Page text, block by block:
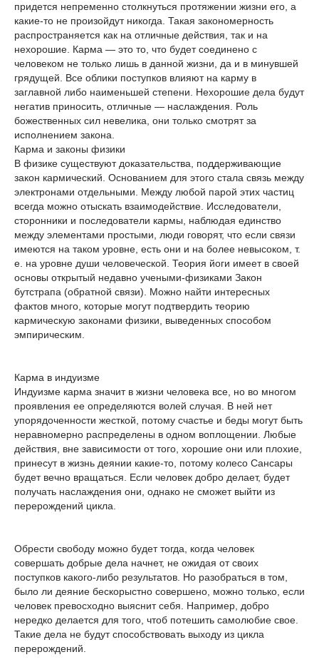
придется непременно столкнуться протяжении жизни его, а
какие-то не произойдут никогда. Такая закономерность
распространяется как на отличные действия, так и на
нехорошие. Карма — это то, что будет соединено с
человеком не только лишь в данной жизни, да и в минувшей
грядущей. Все облики поступков влияют на карму в
заглавной либо наименьшей степени. Нехорошие дела будут
негатив приносить, отличные — наслаждения. Роль
божественных сил невелика, они только смотрят за
исполнением закона.
Карма и законы физики
В физике существуют доказательства, поддерживающие
закон кармический. Основанием для этого стала связь между
электронами отдельными. Между любой парой этих частиц
всегда можно отыскать взаимодействие. Исследователи,
сторонники и последователи кармы, наблюдая единство
между элементами простыми, люди говорят, что если связи
имеются на таком уровне, есть они и на более невысоком, т.
е. на уровне души человеческой. Теория йоги имеет в своей
основы открытый недавно учеными-физиками Закон
бутстрапа (обратной связи). Можно найти интересных
фактов много, которые могут подтвердить теорию
кармическую законами физики, выведенных способом
эмпирическим.
Карма в индуизме
Индуизме карма значит в жизни человека все, но во многом
проявления ее определяются волей случая. В ней нет
упорядоченности жесткой, потому счастье и беды могут быть
неравномерно распределены в одном воплощении. Любые
действия, вне зависимости от того, хорошие они или плохие,
принесут в жизнь деянии какие-то, потому колесо Сансары
будет вечно вращаться. Если человек добро делает, будет
получать наслаждения они, однако не сможет выйти из
перерождений цикла.
Обрести свободу можно будет тогда, когда человек
совершать добрые дела начнет, не ожидая от своих
поступков какого-либо результатов. Но разобраться в том,
было ли деяние бескорыстно совершено, можно только, если
человек превосходно выяснит себя. Например, добро
нередко делается для того, чтоб потешить самолюбие свое.
Такие дела не будут способствовать выходу из цикла
перерождений.